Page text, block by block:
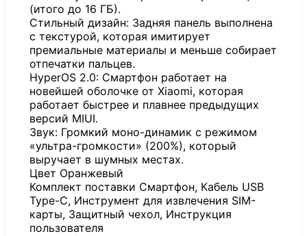
(итого до 16 ГБ).
Стильный дизайн: Задняя панель выполнена
с текстурой, которая имитирует
премиальные материалы и меньше собирает
отпечатки пальцев.
HyperOS 2.0: Смартфон работает на
новейшей оболочке от Xiaomi, которая
работает быстрее и плавнее предыдущих
версий MIUI.
Звук: Громкий моно-динамик с режимом
«ультра-громкости» (200%), который
выручает в шумных местах.
Цвет Оранжевый
Комплект поставки Смартфон, Кабель USB
Type-C, Инструмент для извлечения SIM-
карты, Защитный чехол, Инструкция
пользователя